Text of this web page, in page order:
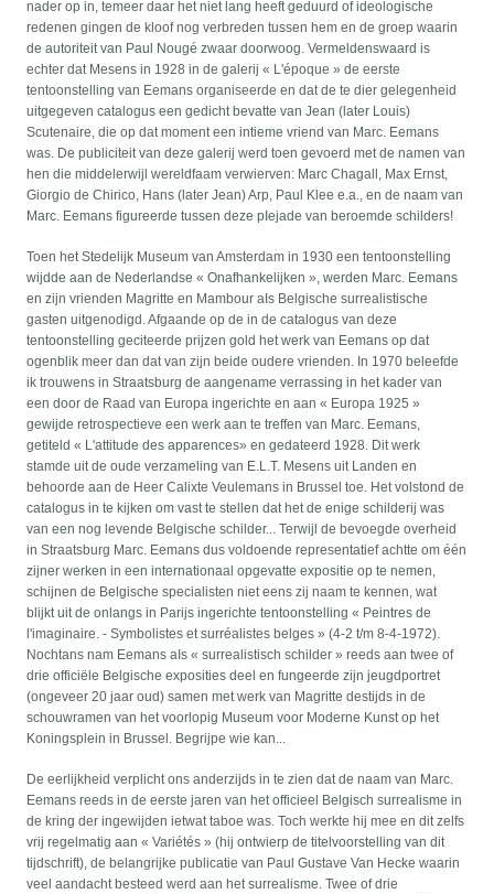
nader op in, temeer daar het niet lang heeft geduurd of ideologische
redenen gingen de kloof nog verbreden tussen hem en de groep waarin
de autoriteit van Paul Nougé zwaar doorwoog. Vermeldenswaard is
echter dat Mesens in 1928 in de galerij « L'époque » de eerste
tentoonstelling van Eemans organiseerde en dat de te dier gelegenheid
uitgegeven catalogus een gedicht bevatte van Jean (later Louis)
Scutenaire, die op dat moment een intieme vriend van Marc. Eemans
was. De publiciteit van deze galerij werd toen gevoerd met de namen van
hen die middelerwijl wereldfaam verwierven: Marc Chagall, Max Ernst,
Giorgio de Chirico, Hans (later Jean) Arp, Paul Klee e.a., en de naam van
Marc. Eemans figureerde tussen deze pIejade van beroemde schilders!
Toen het Stedelijk Museum van Amsterdam in 1930 een tentoonstelling
wijdde aan de Nederlandse « Onafhankelijken », werden Marc. Eemans
en zijn vrienden Magritte en Mambour aIs Belgische surrealistische
gasten uitgenodigd. Afgaande op de in de catalogus van deze
tentoonstelling geciteerde prijzen gold het werk van Eemans op dat
ogenblik meer dan dat van zijn beide oudere vrienden. In 1970 beleefde
ik trouwens in Straatsburg de aangename verrassing in het kader van
een door de Raad van Europa ingerichte en aan « Europa 1925 »
gewijde retrospectieve een werk aan te treffen van Marc. Eemans,
getiteld « L'attitude des apparences» en gedateerd 1928. Dit werk
stamde uit de oude verzameling van E.L.T. Mesens uit Landen en
behoorde aan de Heer Calixte Veulemans in Brussel toe. Het volstond de
catalogus in te kijken om vast te stellen dat het de enige schilderij was
van een nog levende Belgische schilder... Terwijl de bevoegde overheid
in Straatsburg Marc. Eemans dus voldoende representatief achtte om één
zijner werken in een internationaal opgevatte expositie op te nemen,
schijnen de Belgische specialisten niet eens zij naam te kennen, wat
blijkt uit de onlangs in Parijs ingerichte tentoonstelling « Peintres de
l'imaginaire. - Symbolistes et surréalistes belges » (4-2 t/m 8-4-1972).
Nochtans nam Eemans aIs « surrealistisch schilder » reeds aan twee of
drie officiële Belgische exposities deel en fungeerde zijn jeugdportret
(ongeveer 20 jaar oud) samen met werk van Magritte destijds in de
schouwramen van het voorlopig Museum voor Moderne Kunst op het
Koningsplein in Brussel. Begrijpe wie kan...
De eerlijkheid verplicht ons anderzijds in te zien dat de naam van Marc.
Eemans reeds in de eerste jaren van het officieel Belgisch surrealisme in
de kring der ingewijden ietwat taboe was. Toch werkte hij mee en dit zelfs
vrij regelmatig aan « Variétés » (hij ontwierp de titelvoorstelling van dit
tijdschrift), de belangrijke publicatie van Paul Gustave Van Hecke waarin
veel aandacht besteed werd aan het surrealisme. Twee of drie